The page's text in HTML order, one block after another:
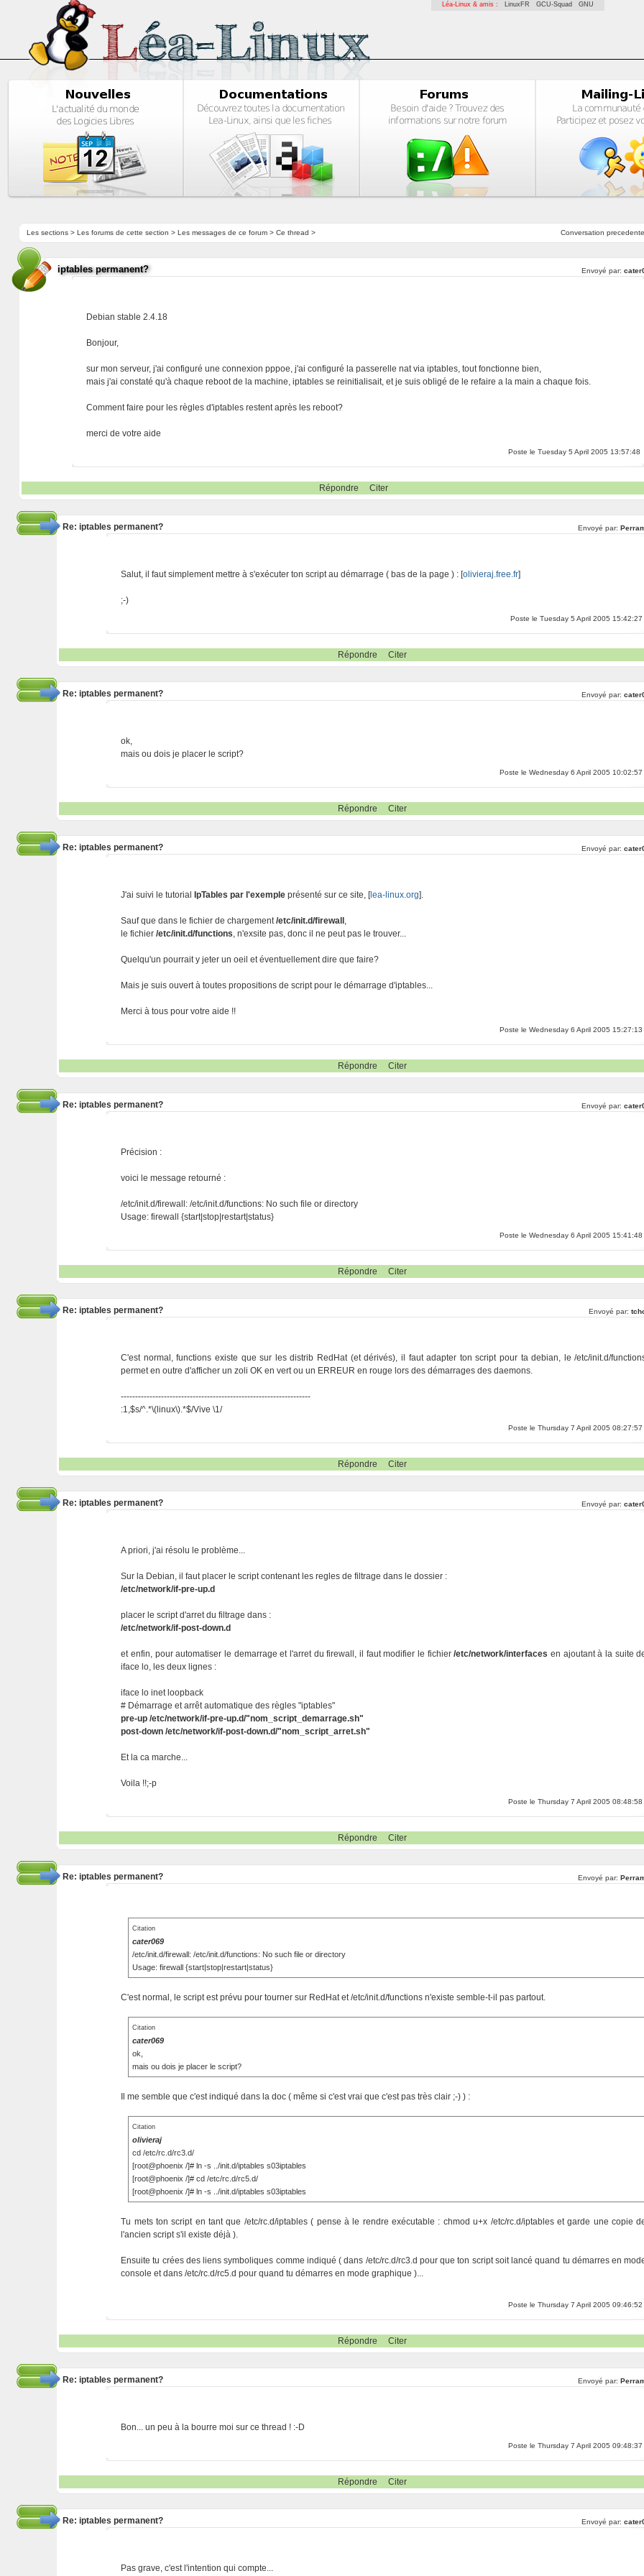
Léa-Linux & amis : LinuxFR GCU-Squad GNU
Conversation precedente
Les sections> Les forums de cette section > Les messages de ce forum> Ce thread >
iptables permanent? Envoyé par:
Debian stable 2.4.18
Bonjour,
sur mon serveur, j'ai configuré une connexion pppoe, j'ai configuré la passerelle nat via iptables, tout fonctionne bien,
mais j'ai constaté qu'à chaque reboot de la machine, iptables se reinitialisait, et je suis obligé de le refaire a la main a chaque fois.
Comment faire pour les règles d'iptables restent après les reboot?
merci de votre aide
Poste le Tuesday 5 April 2005 13:57:48
Répondre Citer
Re: iptables permanent? Envoyé par:
Salut, il faut simplement mettre à s'exécuter ton script au démarrage ( bas de la page ) : [olivieraj.free.fr]
;-)
Poste le Tuesday 5 April 2005 15:42:27
Répondre Citer
Re: iptables permanent? Envoyé par:
ok,
mais ou dois je placer le script?
Poste le Wednesday 6 April 2005 10:02:57
Répondre Citer
Re: iptables permanent? Envoyé par:
J'ai suivi le tutorial IpTables par l'exemple présenté sur ce site, [lea-linux.org].
Sauf que dans le fichier de chargement/etc/init.d/firewall ,
le fichier/etc/init.d/functions, n'exsite pas, donc il ne peut pas le trouver...
Quelqu'un pourrait y jeter un oeil et éventuellement dire que faire?
Mais je suis ouvert à toutes propositions de script pour le démarrage d'iptables...
Merci à tous pour votre aide !!
Poste le Wednesday 6 April 2005 15:27:13
Répondre Citer
Re: iptables permanent? Envoyé par:
Précision :
voici le message retourné :
/etc/init.d/firewall: /etc/init.d/functions: No such file or directory
Usage: firewall {start|stop|restart|status}
Poste le Wednesday 6 April 2005 15:41:48
Répondre Citer
Re: iptables permanent? Envoyé par:
C'est normal, functions existe que sur les distrib RedHat (et dérivés), il faut adapter ton script pour ta debian, le /etc/init.d/
permet en outre d'afficher un zoli OK en vert ou un ERREUR en rouge lors des démarrages des daemons.
------------------------------------------------------------------
:1,$s/^.*\(linux\).*$/Vive \1/
Poste le Thursday 7 April 2005 08:27:57
Répondre Citer
Re: iptables permanent? Envoyé par:
A priori, j'ai résolu le problème...
Sur la Debian, il faut placer le script contenant les regles de filtrage dans le dossier :
/etc/network/if-pre-up.d
placer le script d'arret du filtrage dans :
/etc/network/if-post-down.d
et enfin, pour automatiser le demarrage et l'arret du firewall, il faut modifier le fichier/etc/network/interfaces en ajoutant à la suite
iface lo, les deux lignes :
iface lo inet loopback
# Démarrage et arrêt automatique des règles "iptables"
pre-up /etc/network/if-pre-up.d/"nom_script_demarrage.sh"
post-down /etc/network/if-post-down.d/"nom_script_arret.sh"
Et la ca marche...
Voila !!;-p
Poste le Thursday 7 April 2005 08:48:58
Répondre Citer
Re: iptables permanent? Envoyé par:
Citation
cater069
/etc/init.d/firewall: /etc/init.d/functions: No such file or directory
Usage: firewall {start|stop|restart|status}
C'est normal, le script est prévu pour tourner sur RedHat et /etc/init.d/functions n'existe semble-t-il pas partout.
Citation
cater069
ok,
mais ou dois je placer le script?
Il me semble que c'est indiqué dans la doc ( même si c'est vrai que c'est pas très clair ;-) ) :
Citation
olivieraj
cd /etc/rc.d/rc3.d/
[root@phoenix /]# ln -s ../init.d/iptables s03iptables
[root@phoenix /]# cd /etc/rc.d/rc5.d/
[root@phoenix /]# ln -s ../init.d/iptables s03iptables
Tu mets ton script en tant que /etc/rc.d/iptables ( pense à le rendre exécutable : chmod u+x /etc/rc.d/iptables et garde une copie
l'ancien script s'il existe déjà ).
Ensuite tu crées des liens symboliques comme indiqué ( dans /etc/rc.d/rc3.d pour que ton script soit lancé quand tu démarres en
console et dans /etc/rc.d/rc5.d pour quand tu démarres en mode graphique )...
Poste le Thursday 7 April 2005 09:46:52
Répondre Citer
Re: iptables permanent? Envoyé par:
Bon... un peu à la bourre moi sur ce thread ! :-D
Poste le Thursday 7 April 2005 09:48:37
Répondre Citer
Re: iptables permanent? Envoyé par:
Pas grave, c'est l'intention qui compte...